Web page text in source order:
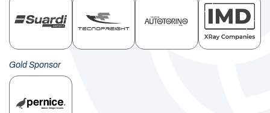
Gold Sponsor